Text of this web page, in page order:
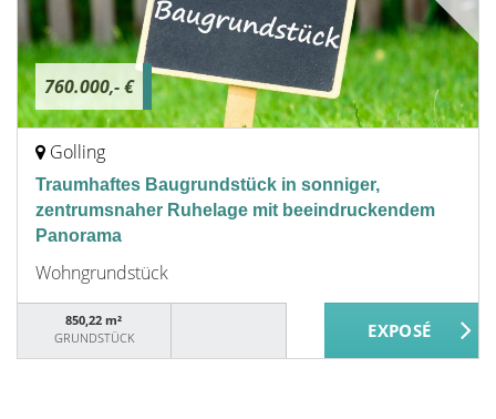
760.000,- €
Golling
Traumhaftes Baugrundstück in sonniger,
zentrumsnaher Ruhelage mit beeindruckendem
Panorama
Wohngrundstück
850,22 m²
GRUNDSTÜCK